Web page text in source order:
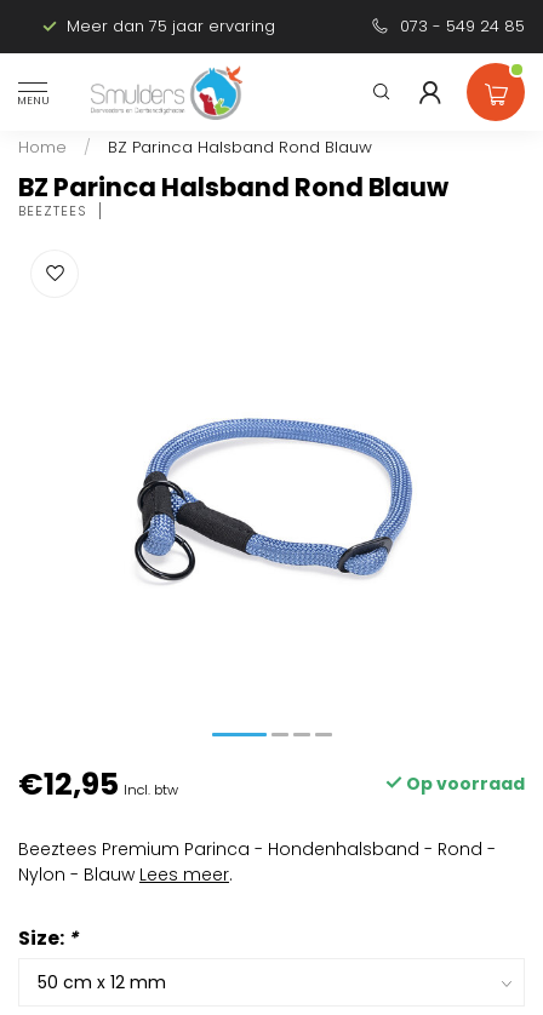
Meer dan 75 jaar ervaring Persoonlijk
073 - 549 24 85
MENU
Home / BZ Parinca Halsband Rond Blauw
BZ Parinca Halsband Rond Blauw
BEEZTEES
€12,95 Incl. btw Op voorraad
Beeztees Premium Parinca - Hondenhalsband - Rond -
Nylon - Blauw Lees meer.
Size: *